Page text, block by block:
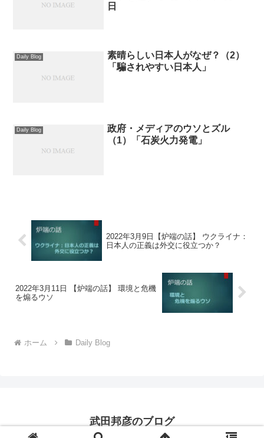
日
Daily Blog
素晴らしい日本人がなぜ？（2）
「騙されやすい日本人」
Daily Blog
政府・メディアのウソとズル
（1）「石炭火力発電」
2022年3月9日【炉端の話】 ウクライナ：
日本人の正義は外交に役立つか？
2022年3月11日 【炉端の話】 環境と危機
を煽るウソ
ホーム Daily Blog
武田邦彦のブログ